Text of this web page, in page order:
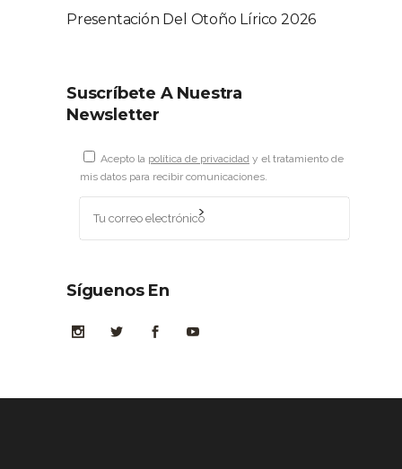
Presentación Del Otoño Lírico 2026
Suscríbete A Nuestra
Newsletter
Acepto la política de privacidad y el tratamiento de
mis datos para recibir comunicaciones.
Síguenos En